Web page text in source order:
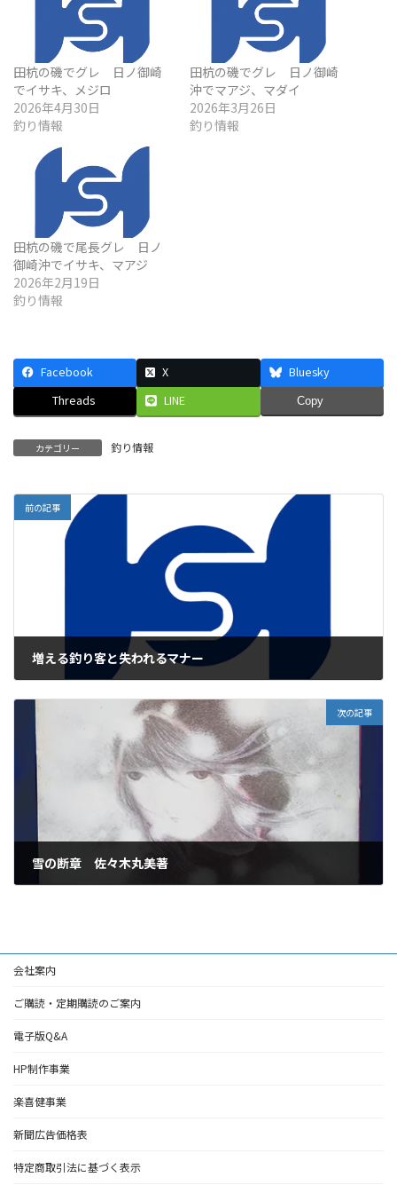
田杭の磯でグレ 日ノ御崎
でイサキ、メジロ
2026年4月30日
釣り情報
田杭の磯でグレ 日ノ御崎
沖でマアジ、マダイ
2026年3月26日
釣り情報
田杭の磯で尾長グレ 日ノ
御崎沖でイサキ、マアジ
2026年2月19日
釣り情報
Facebook X
Bluesky
Threads
LINE Copy
カテゴリー 釣り情報
前の記事
増える釣り客と失われるマナー
次の記事
雪の断章 佐々木丸美著
会社案内
ご購読・定期購読のご案内
電子版Q&A
HP制作事業
楽喜健事業
新聞広告価格表
特定商取引法に基づく表示